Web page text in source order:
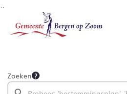
Ga naar de inhoud van deze pagina
Ga naar het zoeken
Ga naar het menu
Zoeken